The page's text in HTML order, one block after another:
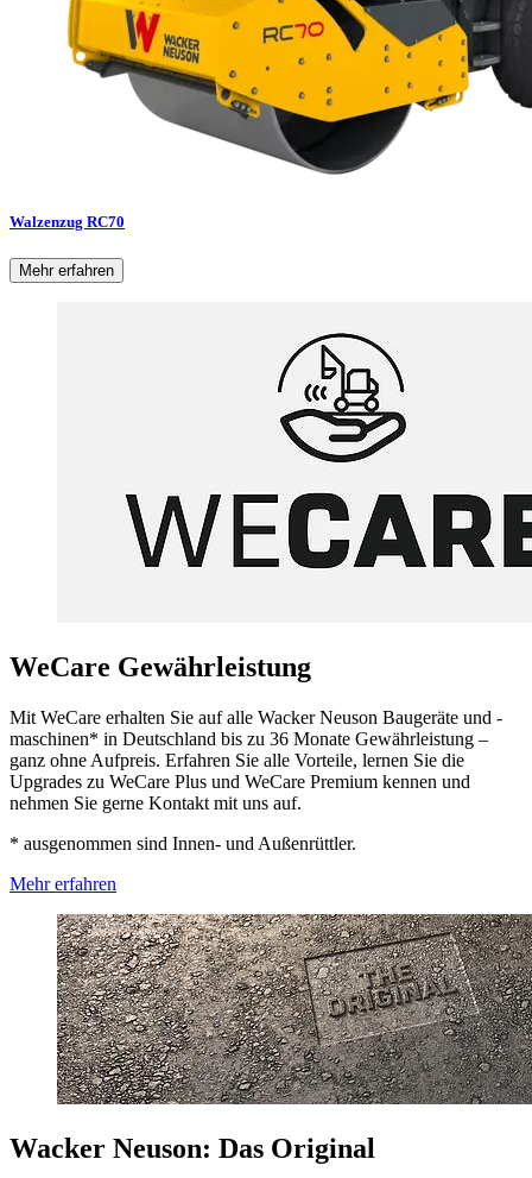
Walzenzug RC70
Mehr erfahren
WeCare Gewährleistung
Mit WeCare erhalten Sie auf alle Wacker Neuson Baugeräte und -
maschinen* in Deutschland bis zu 36 Monate Gewährleistung –
ganz ohne Aufpreis. Erfahren Sie alle Vorteile, lernen Sie die
Upgrades zu WeCare Plus und WeCare Premium kennen und
nehmen Sie gerne Kontakt mit uns auf.
* ausgenommen sind Innen- und Außenrüttler.
Mehr erfahren
Wacker Neuson: Das Original